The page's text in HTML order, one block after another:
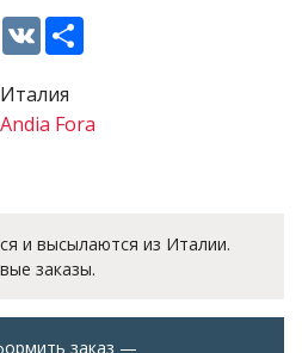
Odnoklassniki
VK
Италия
Andia Fora
и высылаются из Италии.
заказы.
заказ —